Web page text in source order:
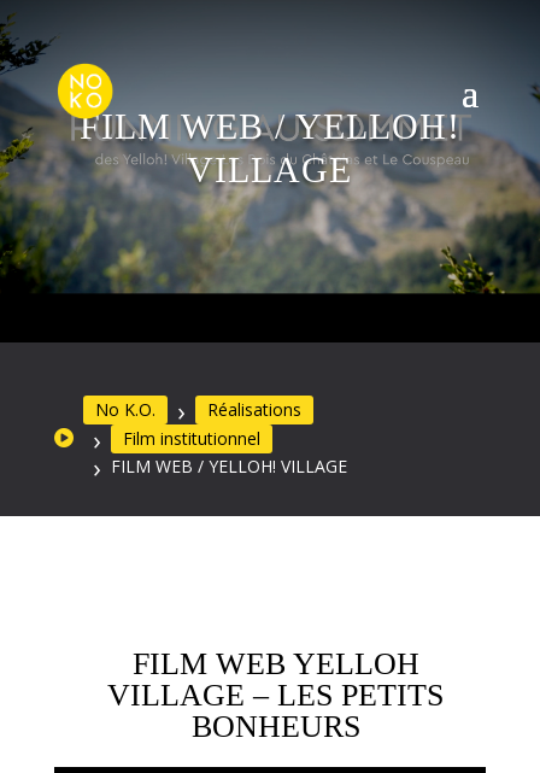
FILM WEB / YELLOH!
VILLAGE
No K.O.
Réalisations
Film institutionnel
FILM WEB / YELLOH! VILLAGE
FILM WEB YELLOH
VILLAGE – LES PETITS
BONHEURS